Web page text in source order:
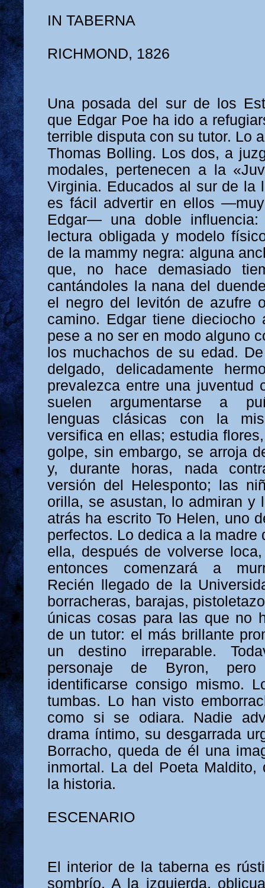
IN TABERNA
RICHMOND, 1826
Una posada del sur de los
que Edgar Poe ha ido a
terrible disputa con su tutor. Lo
Thomas Bolling. Los dos, a
modales, pertenecen a la
Virginia. Educados al sur de la
es fácil advertir en ellos
Edgar— una doble
lectura obligada y modelo
de la mammy negra: alguna
que, no hace demasiado
cantándoles la nana del
el negro del levitón de azufre
camino. Edgar tiene dieciocho
pese a no ser en modo alguno
los muchachos de su edad.
delgado, delicadamente
prevalezca entre una juventud
suelen argumentarse a
lenguas clásicas con la
versifica en ellas; estudia
golpe, sin embargo, se arroja
y, durante horas, nada
versión del Helesponto; las
orilla, se asustan, lo admiran y
atrás ha escrito To Helen, uno
perfectos. Lo dedica a la madre
ella, después de volverse
entonces comenzará a
Recién llegado de la
borracheras, barajas,
únicas cosas para las que no
de un tutor: el más brillante
un destino irreparable.
personaje de Byron,
identificarse consigo mismo.
tumbas. Lo han visto
como si se odiara. Nadie
drama íntimo, su desgarrada
Borracho, queda de él una
inmortal. La del Poeta Maldito,
la historia.
ESCENARIO
El interior de la taberna es
sombrío. A la izquierda,